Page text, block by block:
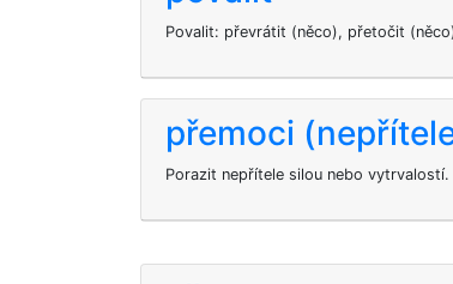
Povalit: převrátit (něco), přetočit
přemoci
Porazit nepřítele silou nebo vytrvalostí.